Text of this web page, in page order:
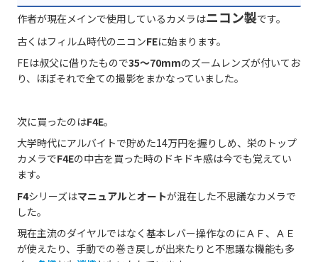
作者が現在メインで使用しているカメラはニコン製です。
古くはフィルム時代のニコンFEに始まります。
FEは叔父に借りたもので35～70mmのズームレンズが付いてお
り、ほぼそれで全ての撮影をまかなっていました。
次に買ったのはF4E。
大学時代にアルバイトで貯めた14万円を握りしめ、栄のトップ
カメラでF4Eの中古を買った時のドキドキ感は今でも覚えてい
ます。
F4シリーズはマニュアルとオートが混在した不思議なカメラで
した。
現在主流のダイヤルではなく基本レバー操作なのにＡＦ、ＡＥ
が使えたり、手動での巻き戻しが出来たりと不思議な機能も多